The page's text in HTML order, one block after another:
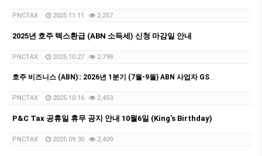
PNCTAX 2025.11.11 2,257
2025년 호주 텍스환급 (ABN 소득세) 신청 마감일 안내
PNCTAX 2025.10.27 2,798
호주 비즈니스 (ABN):: 2026년 1분기 (7월-9월) ABN 사업자 GST/BAS 신청 마감일 안내
PNCTAX 2025.10.16 2,453
P&C Tax 공휴일 휴무 공지 안내 10월6일 (King's Birthday)
PNCTAX 2025.09.30 2,409